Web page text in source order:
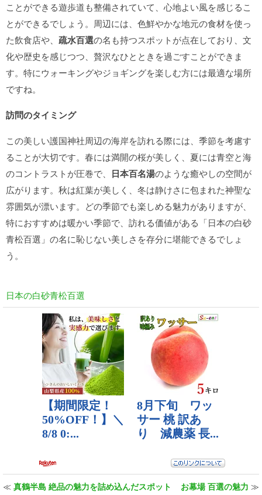
ことができる遊歩道も整備されていて、心地よい風を感じるこ
とができるでしょう。周辺には、色鮮やかな地元の食材を使っ
た飲食店や、 疏水百選の名も持つスポットが点在しており、文
化や歴史を感じつつ、贅沢なひとときを過ごすことができま
す。特にウォーキングやジョギングを楽しむ方には最適な場所
ですね。
訪問のタイミング
この美しい護国神社周辺の海岸を訪れる際には、季節を考慮す
ることが大切です。春には満開の桜が美しく、夏には青空と海
のコントラストが圧巻で、 日本百名湯のような癒やしの空間が
広がります。秋は紅葉が美しく、冬は静けさに包まれた神聖な
雰囲気が漂います。どの季節でも楽しめる魅力がありますが、
特におすすめは暖かい季節で、訪れる価値がある「日本の白砂
青松百選」の名に恥じない美しさを存分に堪能できるでしょ
う。
日本の白砂青松百選
≪ 真鶴半島 絶品の魅力を詰め込んだスポット お幕場 百選の魅力 ≫